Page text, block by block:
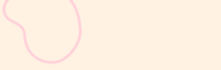
Masa nifas adalah periode pemulihan tubuh setelah melahirkan
yang dimulai sejak bayi lahir hingga organ reproduksi kembali